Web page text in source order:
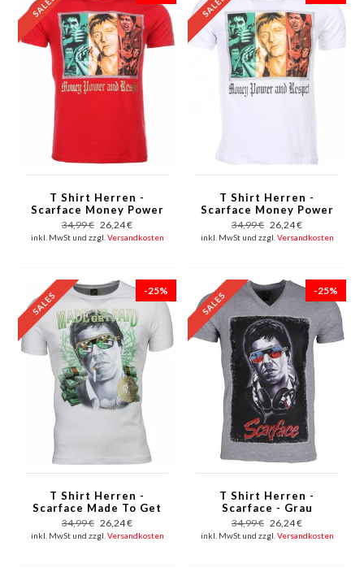
T Shirt Herren -
Scarface Money Power
Respect Print - Rot
34,99 € 26,24 €
inkl. MwSt und zzgl. Versandkosten
T Shirt Herren -
Scarface Money Power
Respect Print - Weiß
34,99 € 26,24 €
inkl. MwSt und zzgl. Versandkosten
-25%
T Shirt Herren -
Scarface Made To Get
Paid Print - Weiß
34,99 € 26,24 €
inkl. MwSt und zzgl. Versandkosten
-25%
T Shirt Herren -
Scarface - Grau
34,99 € 26,24 €
inkl. MwSt und zzgl. Versandkosten